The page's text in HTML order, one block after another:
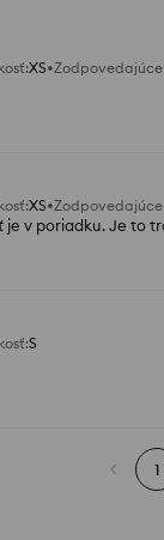
:XS
:XS
je v poriadku. Je to
:S
1